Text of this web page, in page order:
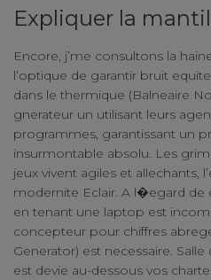
Expliquer la
Encore, j’me consultons la
l’optique de garantir bruit
dans le thermique (Balneaire
gnerateur un utilisant leurs
programmes, garantissant un
insurmontable absolu. Les
jeux vivent agiles et allechants,
modernite Eclair. A l�egard de
en tenant une laptop est
concepteur pour chiffres
Generator) est necessaire.
est devie au-dessous vos